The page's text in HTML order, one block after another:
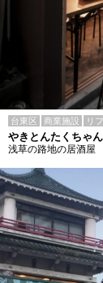
台東区 商業施設 リ
やきとんたくちゃん
浅草の路地の居酒屋